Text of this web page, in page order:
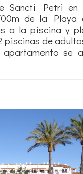
Sancti Petri en
de la Playa
a la piscina y
piscinas de
se